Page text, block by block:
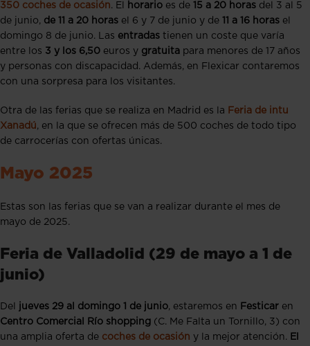
350 coches de ocasión. El horario es de 15 a 20 horas del 3 al 5
de junio, de 11 a 20 horas el 6 y 7 de junio y de 11 a 16 horas el
domingo 8 de junio. Las entradas tienen un coste que varía
entre los 3 y los 6,50 euros y gratuita para menores de 17 años
y personas con discapacidad. Además, en Flexicar contaremos
con una sorpresa para los visitantes.
Otra de las ferias que se realiza en Madrid es la Feria de intu
Xanadú, en la que se ofrecen más de 500 coches de todo tipo
de carrocerías con ofertas únicas.
Mayo 2025
Estas son las ferias que se van a realizar durante el mes de
mayo de 2025.
Feria de Valladolid (29 de mayo a 1 de
junio)
Del jueves 29 al domingo 1 de junio, estaremos en Festicar en
Centro Comercial Río shopping (C. Me Falta un Tornillo, 3) con
una amplia oferta de coches de ocasión y la mejor atención. El